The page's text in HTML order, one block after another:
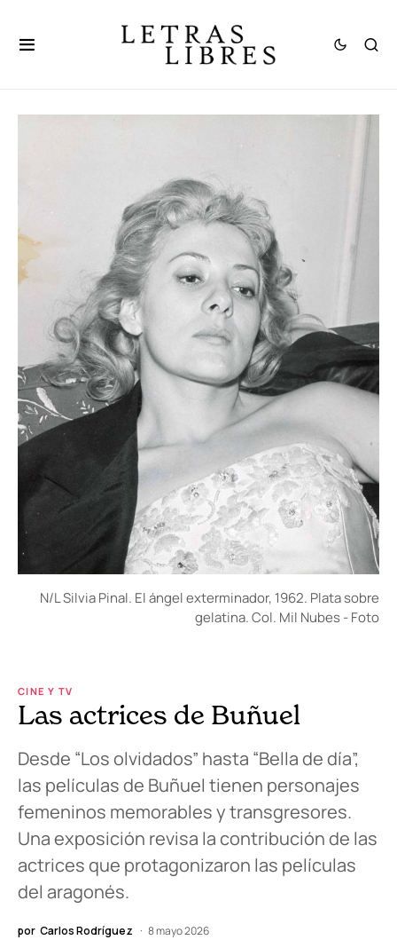
N/L Silvia Pinal. El ángel exterminador, 1962. Plata sobre
gelatina. Col. Mil Nubes - Foto
CINE Y TV
Las actrices de Buñuel
Desde “Los olvidados” hasta “Bella de día”,
las películas de Buñuel tienen personajes
femeninos memorables y transgresores.
Una exposición revisa la contribución de las
actrices que protagonizaron las películas
del aragonés.
por Carlos Rodríguez 8 mayo 2026